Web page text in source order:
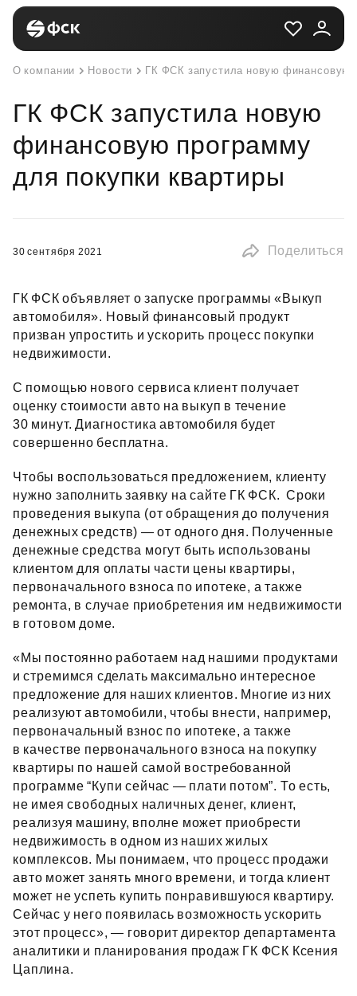
О компании Новости ГК ФСК запустила новую финансовую
ГК ФСК запустила новую
финансовую программу
для покупки квартиры
30 сентября 2021 Поделиться
ГК ФСК объявляет о запуске программы «Выкуп
автомобиля». Новый финансовый продукт
призван упростить и ускорить процесс покупки
недвижимости.
С помощью нового сервиса клиент получает
оценку стоимости авто на выкуп в течение
30 минут. Диагностика автомобиля будет
совершенно бесплатна.
Чтобы воспользоваться предложением, клиенту
нужно заполнить заявку на сайте ГК ФСК. Сроки
проведения выкупа (от обращения до получения
денежных средств) — от одного дня. Полученные
денежные средства могут быть использованы
клиентом для оплаты части цены квартиры,
первоначального взноса по ипотеке, а также
ремонта, в случае приобретения им недвижимости
в готовом доме.
«Мы постоянно работаем над нашими продуктами
и стремимся сделать максимально интересное
предложение для наших клиентов. Многие из них
реализуют автомобили, чтобы внести, например,
первоначальный взнос по ипотеке, а также
в качестве первоначального взноса на покупку
квартиры по нашей самой востребованной
программе “Купи сейчас — плати потом”. То есть,
не имея свободных наличных денег, клиент,
реализуя машину, вполне может приобрести
недвижимость в одном из наших жилых
комплексов. Мы понимаем, что процесс продажи
авто может занять много времени, и тогда клиент
может не успеть купить понравившуюся квартиру.
Сейчас у него появилась возможность ускорить
этот процесс», — говорит директор департамента
аналитики и планирования продаж ГК ФСК Ксения
Цаплина.